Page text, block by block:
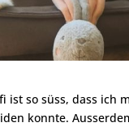
ist so süss, dass ich
konnte.